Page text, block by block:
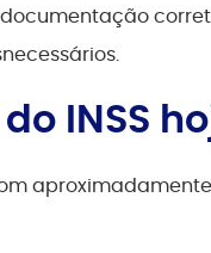
documentação
INSS
aproximadamente